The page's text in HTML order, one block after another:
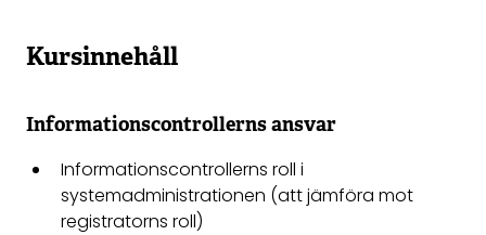
Kursinnehåll
Informationscontrollerns ansvar
Informationscontrollerns roll i
systemadministrationen (att jämföra mot
registratorns roll)